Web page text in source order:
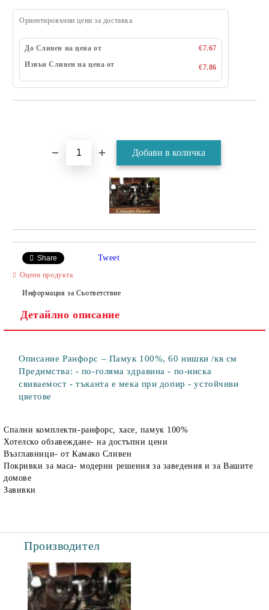
Ориентировъчни цени за доставка
До Сливен на цена от
€7.67
Извън Сливен на цена от
€7.86
Share Tweet
Оцени продукта
Информация за Съответствие
Детайлно описание
Описание Ранфорс – Памук 100%, 60 нишки /кв см
Предимства: - по-голяма здравина - по-ниска
свиваемост - тъканта е мека при допир - устойчиви
цветове
Спални комплекти-ранфорс, хасе, памук 100%
Хотелско обзавеждане- на достъпни цени
Възглавници- от Камако Сливен
Покривки за маса- модерни решения за заведения и за Вашите
домове
Завивки
Производител